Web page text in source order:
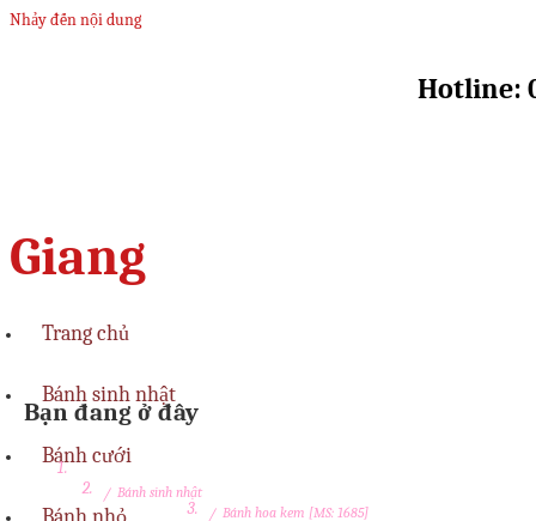
Nhảy đến nội dung
Hotline:
Giang
Trang chủ
Bánh sinh nhật
Bánh cưới
Bạn đang ở đây
/ Bánh sinh nhật
/ Bánh hoa kem [MS: 1685]